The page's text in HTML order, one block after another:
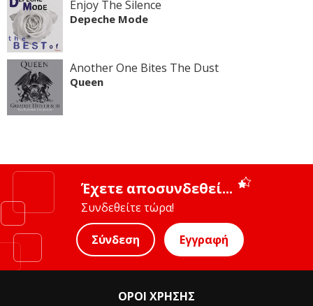
Enjoy The Silence
Depeche Mode
Another One Bites The Dust
Queen
Έχετε αποσυνδεθεί...
Συνδεθείτε τώρα!
Σύνδεση Εγγραφή
ΟΡΟΙ ΧΡΗΣΗΣ